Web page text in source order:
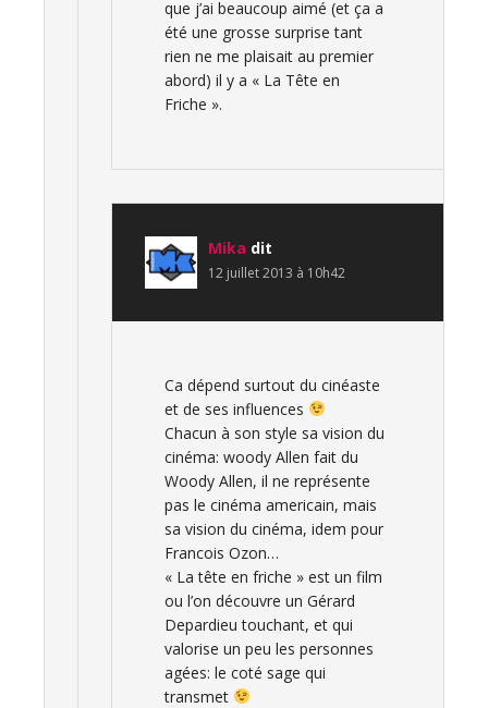
que j’ai beaucoup aimé (et ça a
été une grosse surprise tant
rien ne me plaisait au premier
abord) il y a « La Tête en
Friche ».
Mika dit
12 juillet 2013 à 10h42
Ca dépend surtout du cinéaste
et de ses influences
Chacun à son style sa vision du
cinéma: woody Allen fait du
Woody Allen, il ne représente
pas le cinéma americain, mais
sa vision du cinéma, idem pour
Francois Ozon…
« La tête en friche » est un film
ou l’on découvre un Gérard
Depardieu touchant, et qui
valorise un peu les personnes
agées: le coté sage qui
transmet